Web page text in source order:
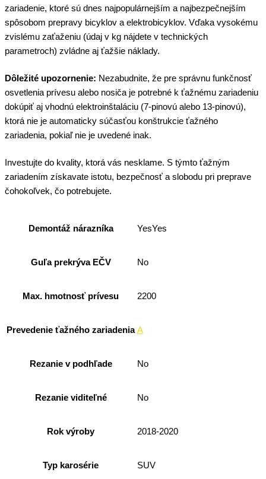
zariadenie, ktoré sú dnes najpopulárnejším a najbezpečnejším
spôsobom prepravy bicyklov a elektrobicyklov. Vďaka vysokému
zvislému zaťaženiu (údaj v kg nájdete v technických
parametroch) zvládne aj ťažšie náklady.
Dôležité upozornenie: Nezabudnite, že pre správnu funkčnosť
osvetlenia prívesu alebo nosiča je potrebné k ťažnému zariadeniu
dokúpiť aj vhodnú elektroinštaláciu (7-pinovú alebo 13-pinovú),
ktorá nie je automaticky súčasťou konštrukcie ťažného
zariadenia, pokiaľ nie je uvedené inak.
Investujte do kvality, ktorá vás nesklame. S týmto ťažným
zariadením získavate istotu, bezpečnosť a slobodu pri preprave
čohokoľvek, čo potrebujete.
Demontáž nárazníka YesYes
Guľa prekrýva EČV No
Max. hmotnosť prívesu 2200
Prevedenie ťažného zariadenia A
Rezanie v podhľade No
Rezanie viditeľné No
Rok výroby 2018-2020
Typ karosérie SUV